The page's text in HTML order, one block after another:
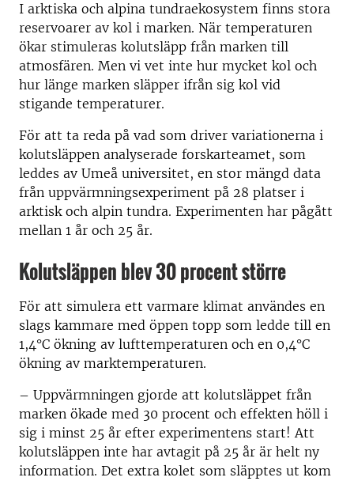
I arktiska och alpina tundraekosystem finns stora
reservoarer av kol i marken. När temperaturen
ökar stimuleras kolutsläpp från marken till
atmosfären. Men vi vet inte hur mycket kol och
hur länge marken släpper ifrån sig kol vid
stigande temperaturer.
För att ta reda på vad som driver variationerna i
kolutsläppen analyserade forskarteamet, som
leddes av Umeå universitet, en stor mängd data
från uppvärmningsexperiment på 28 platser i
arktisk och alpin tundra. Experimenten har pågått
mellan 1 år och 25 år.
Kolutsläppen blev 30 procent större
För att simulera ett varmare klimat användes en
slags kammare med öppen topp som ledde till en
1,4°C ökning av lufttemperaturen och en 0,4°C
ökning av marktemperaturen.
– Uppvärmningen gjorde att kolutsläppet från
marken ökade med 30 procent och effekten höll i
sig i minst 25 år efter experimentens start! Att
kolutsläppen inte har avtagit på 25 år är helt ny
information. Det extra kolet som släpptes ut kom